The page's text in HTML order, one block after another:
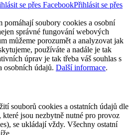
se přes FacebookPřihlásit se přes
pomáhají soubory cookies a osobní
správné fungování webových
můžeme porozumět a analyzovat jak
používáte a nadále je tak
úprav je tak třeba váš souhlas s
osobních údajů. Další informace.
souborů cookies a ostatních údajů dle
jsou nezbytně nutné pro provoz
se ukládají vždy. Všechny ostatní